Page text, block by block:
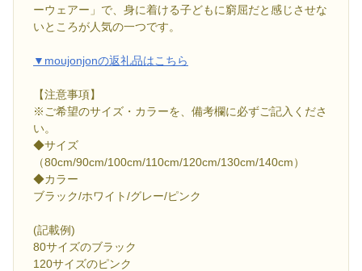
ーウェアー」で、身に着ける子どもに窮屈だと感じさせな
いところが人気の一つです。
▼moujonjonの返礼品はこちら
【注意事項】
※ご希望のサイズ・カラーを、備考欄に必ずご記入くださ
い。
◆サイズ
（80cm/90cm/100cm/110cm/120cm/130cm/140cm）
◆カラー
ブラック/ホワイト/グレー/ピンク
(記載例)
80サイズのブラック
120サイズのピンク